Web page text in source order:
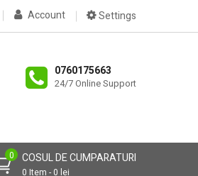
Settings
Account
0760175663
24/7 Online Support
COSUL DE CUMPARATURI
0 Item - 0 lei
0